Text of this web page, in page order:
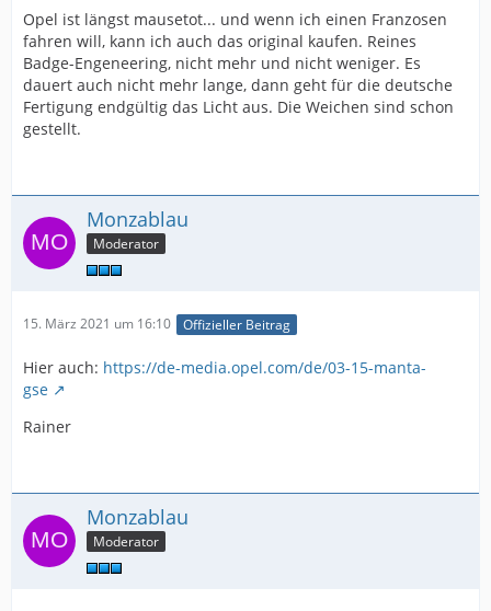
Opel ist längst mausetot... und wenn ich einen Franzosen
fahren will, kann ich auch das original kaufen. Reines
Badge-Engeneering, nicht mehr und nicht weniger. Es
dauert auch nicht mehr lange, dann geht für die deutsche
Fertigung endgültig das Licht aus. Die Weichen sind schon
gestellt.
Monzablau
Moderator
15. März 2021 um 16:10 Offizieller Beitrag
Hier auch: https://de-media.opel.com/de/03-15-manta-
gse
Rainer
Monzablau
Moderator